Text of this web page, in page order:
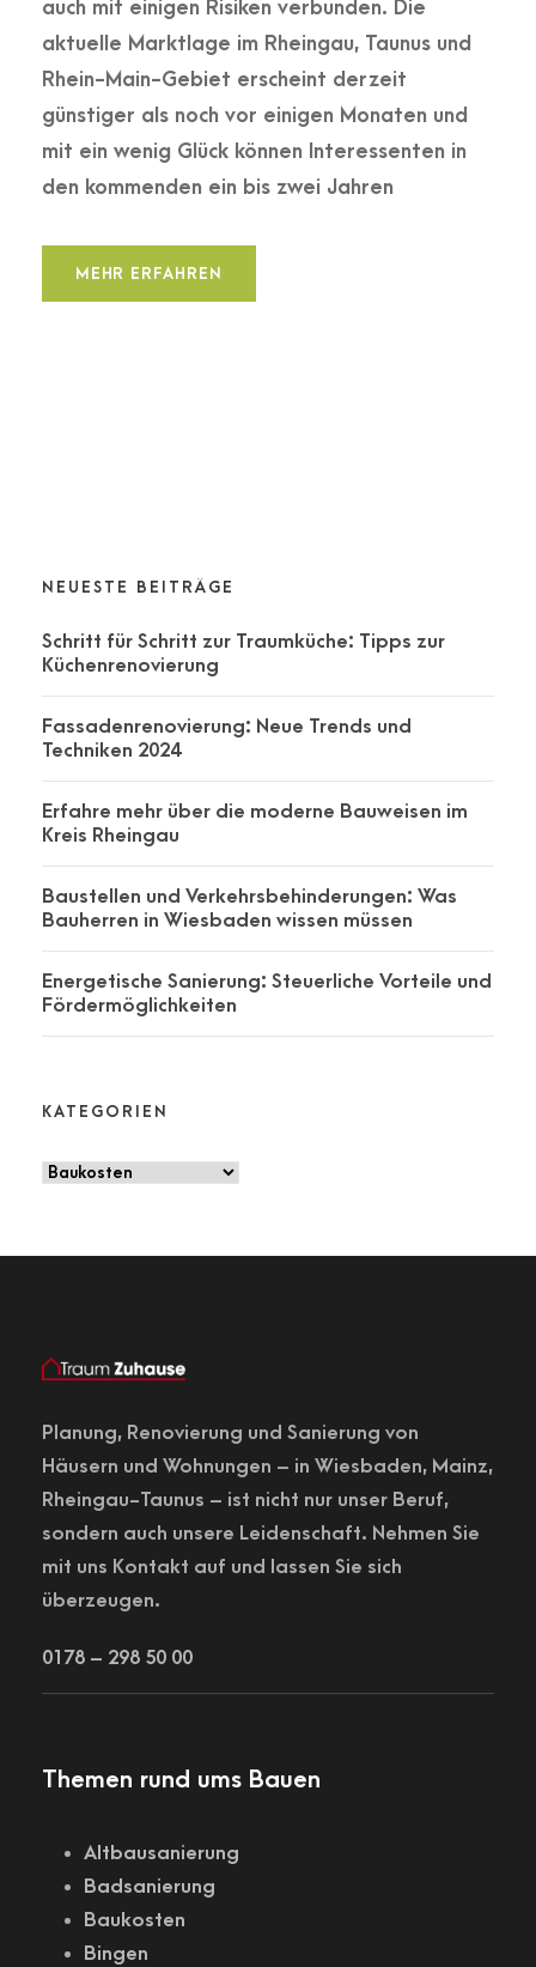
auch mit einigen Risiken verbunden. Die
aktuelle Marktlage im Rheingau, Taunus und
Rhein-Main-Gebiet erscheint derzeit
günstiger als noch vor einigen Monaten und
mit ein wenig Glück können Interessenten in
den kommenden ein bis zwei Jahren
MEHR ERFAHREN
NEUESTE BEITRÄGE
Schritt für Schritt zur Traumküche: Tipps zur
Küchenrenovierung
Fassadenrenovierung: Neue Trends und
Techniken 2024
Erfahre mehr über die moderne Bauweisen im
Kreis Rheingau
Baustellen und Verkehrsbehinderungen: Was
Bauherren in Wiesbaden wissen müssen
Energetische Sanierung: Steuerliche Vorteile und
Fördermöglichkeiten
KATEGORIEN
Planung, Renovierung und Sanierung von
Häusern und Wohnungen – in Wiesbaden, Mainz,
Rheingau-Taunus – ist nicht nur unser Beruf,
sondern auch unsere Leidenschaft. Nehmen Sie
mit uns Kontakt auf und lassen Sie sich
überzeugen.
0178 – 298 50 00
Themen rund ums Bauen
Altbausanierung
Badsanierung
Baukosten
Bingen